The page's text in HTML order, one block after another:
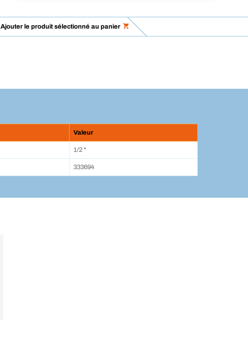
Ajouter le produit sélectionné au panier
Valeur
1/2 "
333694